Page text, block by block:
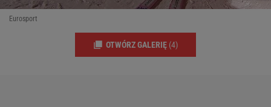
Eurosport
OTWÓRZ GALERIĘ (4)